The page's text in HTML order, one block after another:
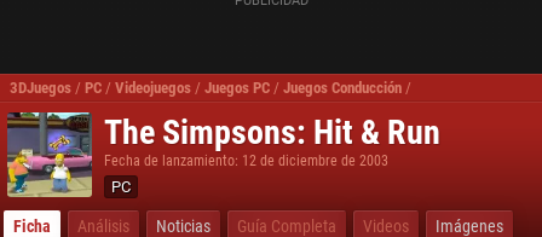
3DJuegos / PC / Videojuegos / Juegos PC / Juegos Conducción /
The Simpsons: Hit & Run
Fecha de lanzamiento: 12 de diciembre de 2003
PC
Ficha Análisis Noticias Guía Completa Videos
Imágenes